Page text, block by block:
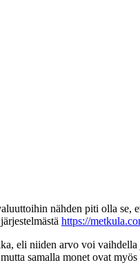
nähden piti olla se,
https://
eli niiden arvo voi
samalla monet ovat